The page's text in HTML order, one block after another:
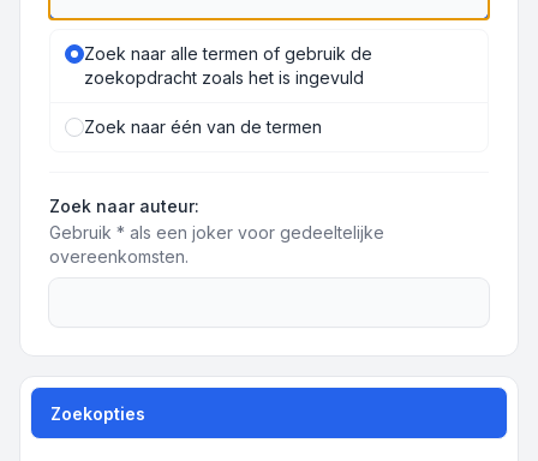
Zoek naar alle termen of gebruik de
zoekopdracht zoals het is ingevuld
Zoek naar één van de termen
Zoek naar auteur:
Gebruik * als een joker voor gedeeltelijke
overeenkomsten.
Zoekopties